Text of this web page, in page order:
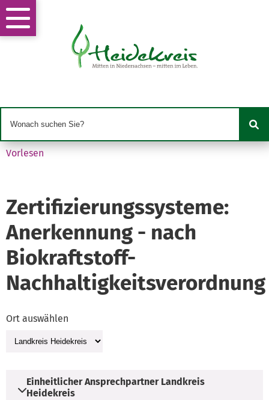
Vorlesen
Zertifizierungssysteme:
Anerkennung - nach
Biokraftstoff-
Nachhaltigkeitsverordnung
Ort auswählen
Einheitlicher Ansprechpartner Landkreis
Heidekreis